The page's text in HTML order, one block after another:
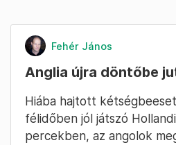
Fehér János
Anglia újra döntőbe
Hiába hajtott
félidőben jól játszó
percekben, az angolok